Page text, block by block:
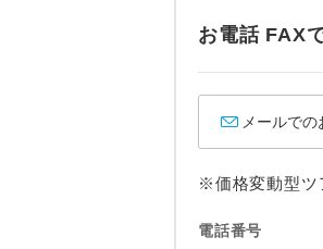
お電話 FAX
メールで
※価格変動型ツ
電話番号